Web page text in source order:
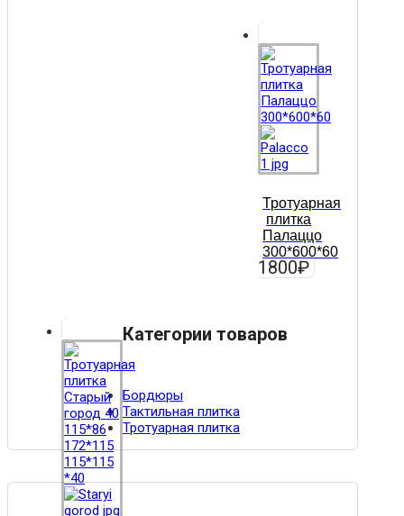
Тротуарная
плитка
Палаццо
300*600*60
1800₽
Категории товаров
Бордюры
Тактильная плитка
Тротуарная плитка